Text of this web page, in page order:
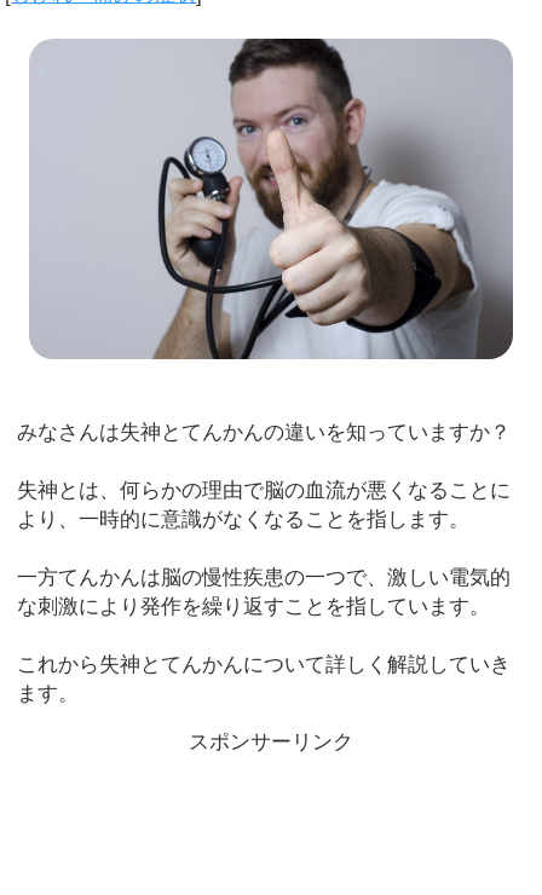
みなさんは失神とてんかんの違いを知っていますか？
失神とは、何らかの理由で脳の血流が悪くなることに
より、一時的に意識がなくなることを指します。
一方てんかんは脳の慢性疾患の一つで、激しい電気的
な刺激により発作を繰り返すことを指しています。
これから失神とてんかんについて詳しく解説していき
ます。
スポンサーリンク